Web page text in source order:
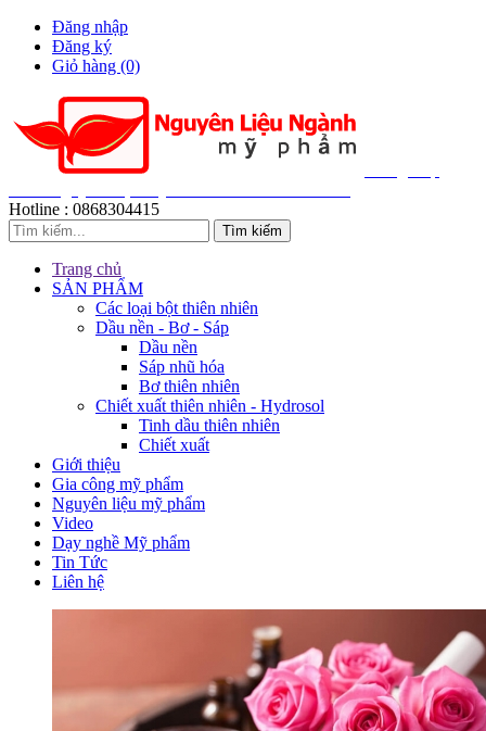
Đăng nhập
Đăng ký
Giỏ hàng (0)
Hotline : 0868304415
Trang chủ
SẢN PHẨM
Các loại bột thiên nhiên
Dầu nền - Bơ - Sáp
Dầu nền
Sáp nhũ hóa
Bơ thiên nhiên
Chiết xuất thiên nhiên - Hydrosol
Tinh dầu thiên nhiên
Chiết xuất
Giới thiệu
Gia công mỹ phẩm
Nguyên liệu mỹ phẩm
Video
Dạy nghề Mỹ phẩm
Tin Tức
Liên hệ